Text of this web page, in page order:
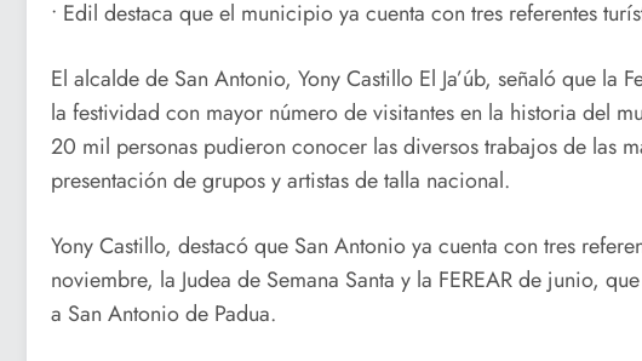
• Edil destaca que el municipio ya cuenta con tres referentes
El alcalde de San Antonio, Yony Castillo El Ja’úb, señaló que
la festividad con mayor número de visitantes en la historia del
20 mil personas pudieron conocer las diversos trabajos de las
presentación de grupos y artistas de talla nacional.
Yony Castillo, destacó que San Antonio ya cuenta con tres
noviembre, la Judea de Semana Santa y la FEREAR de junio,
a San Antonio de Padua.